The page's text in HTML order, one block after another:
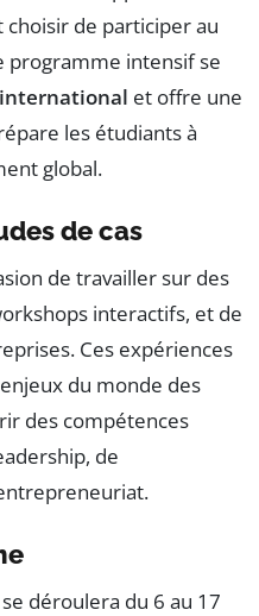
choisir de participer au
programme intensif se
et offre une
les étudiants à
global.
de cas
de travailler sur des
interactifs, et de
Ces expériences
du monde des
des compétences
de
se déroulera du 6 au 17